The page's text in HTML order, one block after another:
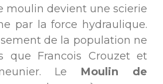
moulin devient une scierie
par la force hydraulique.
de la population ne
que Francois Crouzet et
Le Moulin de